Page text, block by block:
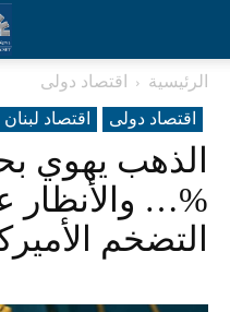
الرئيسية
اقتصاد دولی
اقتصاد دولی
اقتصاد لبنان
%… والأنظار
التضخم